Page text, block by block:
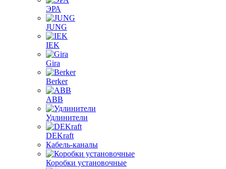
ЭРА
JUNG
IEK
Gira
Berker
ABB
Удлинители
DEKraft
Кабель-каналы
Коробки установочные